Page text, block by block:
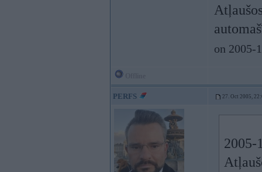
on 2005-
PERFS 27. Oct 2005,
2005-